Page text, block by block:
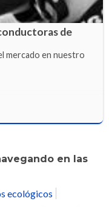
de
mercado en nuestro
en las
ecológicos